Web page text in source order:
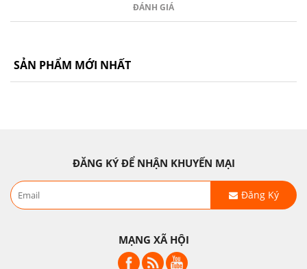
ĐÁNH GIÁ
SẢN PHẨM MỚI NHẤT
ĐĂNG KÝ ĐỂ NHẬN KHUYẾN MẠI
Đăng Ký
MẠNG XÃ HỘI